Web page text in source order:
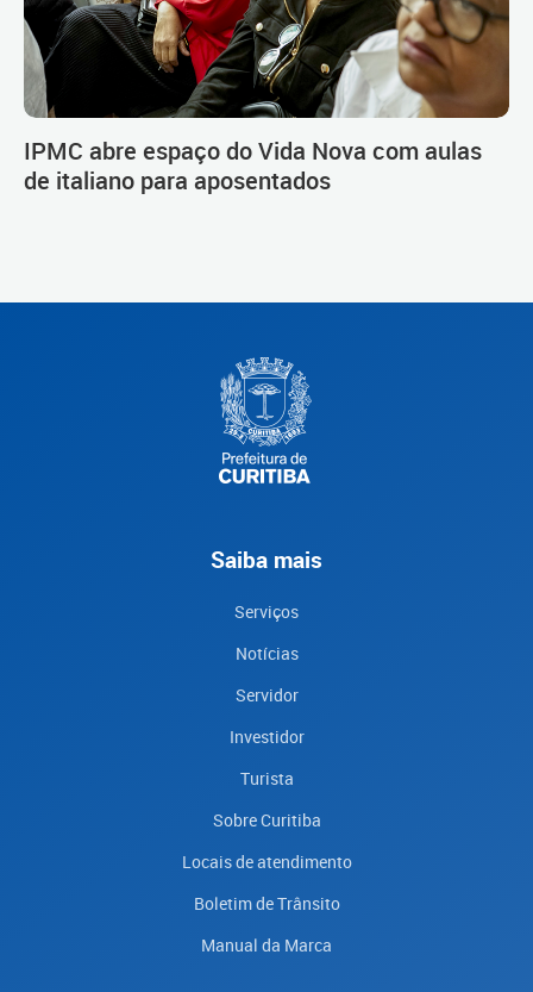
IPMC abre espaço do Vida Nova com aulas
de italiano para aposentados
Saiba mais
Serviços
Notícias
Servidor
Investidor
Turista
Sobre Curitiba
Locais de atendimento
Boletim de Trânsito
Manual da Marca